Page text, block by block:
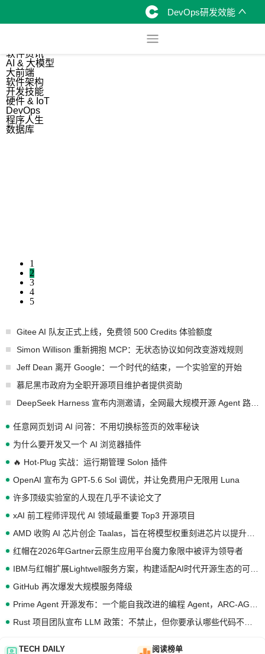
DevOps研发效能
软件资讯
AI & 大模型
大前端
软件架构
开发技能
硬件 & IoT
DevOps
程序人生
数据库
1
2
3
4
5
Gitee AI 队友正式上线，免费领 500 Credits 体验额度
Simon Willison 重新拥抱 MCP：无状态协议如何改变游戏规则
Jeff Dean 离开 Google：一个时代的结束，一个实验室的开始
慕尼黑市政府为全职开源项目维护者提供资助
任意网页划词 AI 问答：不用切换标签页的效率秘诀
为什么要开发又一个 AI 浏览器插件
🔥 Hot-Plug 实战：运行期管理 Solon 插件
OpenAI 宣布为 GPT-5.6 Sol 调优，并让免费用户无限用 Luna
许多顶级实验室的人现在几乎不读论文了
xAI 前工程师评现代 AI 领域最重要 Top3 开源项目
红帽在2026年Gartner云原生应用平台魔力象限中被评为领导者
GitHub 再次爆发大规模服务降级
TECH DAILY 阅读榜单